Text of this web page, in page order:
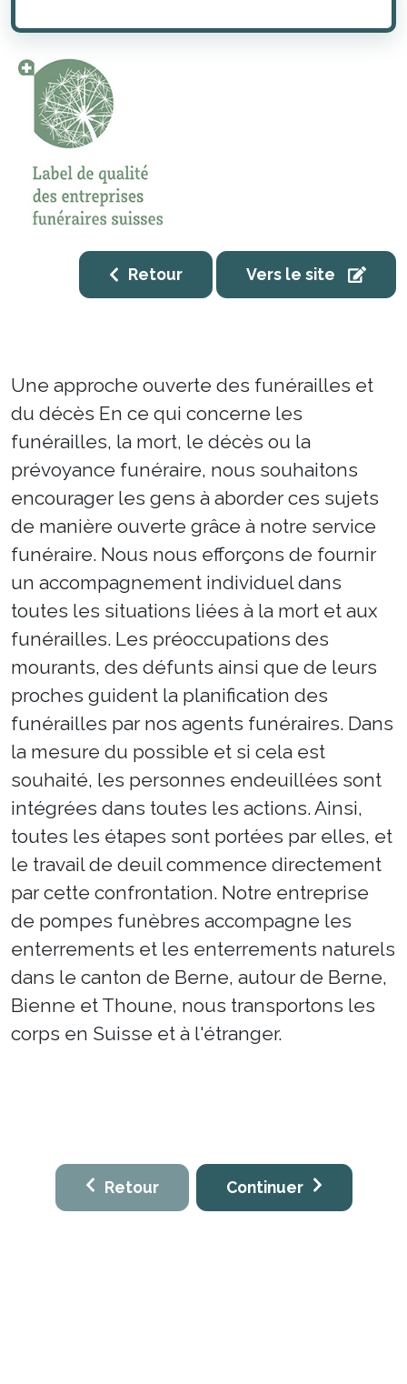
Retour Vers le site
Une approche ouverte des funérailles et
du décès En ce qui concerne les
funérailles, la mort, le décès ou la
prévoyance funéraire, nous souhaitons
encourager les gens à aborder ces sujets
de manière ouverte grâce à notre service
funéraire. Nous nous efforçons de fournir
un accompagnement individuel dans
toutes les situations liées à la mort et aux
funérailles. Les préoccupations des
mourants, des défunts ainsi que de leurs
proches guident la planification des
funérailles par nos agents funéraires. Dans
la mesure du possible et si cela est
souhaité, les personnes endeuillées sont
intégrées dans toutes les actions. Ainsi,
toutes les étapes sont portées par elles, et
le travail de deuil commence directement
par cette confrontation. Notre entreprise
de pompes funèbres accompagne les
enterrements et les enterrements naturels
dans le canton de Berne, autour de Berne,
Bienne et Thoune, nous transportons les
corps en Suisse et à l'étranger.
Retour Continuer